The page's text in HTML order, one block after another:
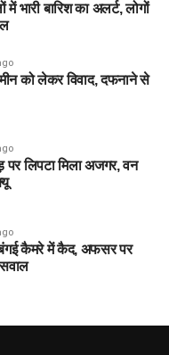
भारी बारिश का अलर्ट, लोगों
को लेकर विवाद, दफनाने से
पर लिपटा मिला अजगर, वन
दबंगई कैमरे में कैद, अफसर पर